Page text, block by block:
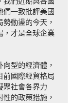
們一致批評美國
動盪的今天，
，才是全球企業
型的經濟體，
前國際經貿格局
聚社會各界力
的政策措施，